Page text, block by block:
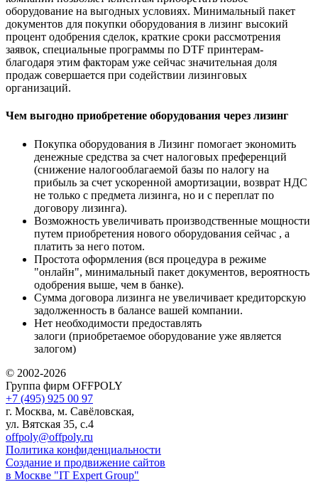
оборудование на выгодных условиях. Минимальный пакет
документов для покупки оборудования в лизинг высокий
процент одобрения сделок, краткие сроки рассмотрения
заявок, специальные программы по DTF принтерам-
благодаря этим факторам уже сейчас значительная доля
продаж совершается при содействии лизинговых
организаций.
Чем выгодно приобретение оборудования через лизинг
Покупка оборудования в Лизинг помогает экономить
денежные средства за счет налоговых преференций
(снижение налогооблагаемой базы по налогу на
прибыль за счет ускоренной амортизации, возврат НДС
не только с предмета лизинга, но и с переплат по
договору лизинга).
Возможность увеличивать производственные мощности
путем приобретения нового оборудования сейчас , а
платить за него потом.
Простота оформления (вся процедура в режиме
"онлайн", минимальный пакет документов, вероятность
одобрения выше, чем в банке).
Сумма договора лизинга не увеличивает кредиторскую
задолженность в балансе вашей компании.
Нет необходимости предоставлять
залоги (приобретаемое оборудование уже является
залогом)
© 2002-2026
Группа фирм OFFPOLY
+7 (495) 925 00 97
г. Москва, м. Савёловская,
ул. Вятская 35, с.4
offpoly@offpoly.ru
Политика конфиденциальности
Создание и продвижение сайтов
в Москве "IT Expert Group"